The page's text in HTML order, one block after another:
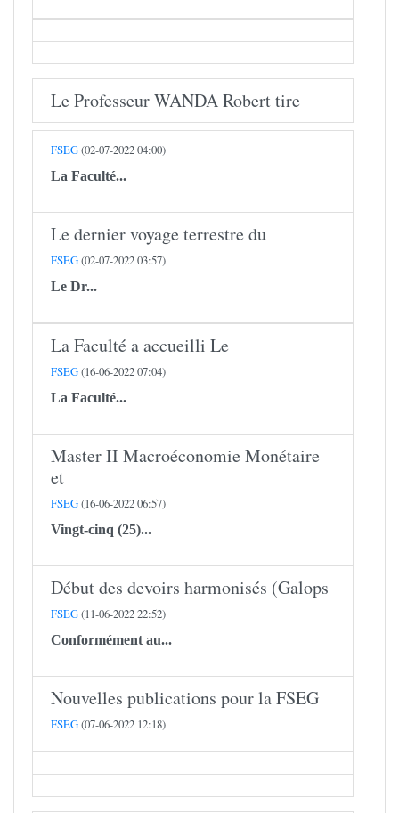
Le Professeur WANDA Robert tire
FSEG(02-07-2022 04:00)
La Faculté...
Le dernier voyage terrestre du
FSEG(02-07-2022 03:57)
Le Dr...
La Faculté a accueilli Le
FSEG(16-06-2022 07:04)
La Faculté...
Master II Macroéconomie Monétaire
et
FSEG(16-06-2022 06:57)
Vingt-cinq (25)...
Début des devoirs harmonisés (Galops
FSEG(11-06-2022 22:52)
Conformément au...
Nouvelles publications pour la FSEG
FSEG(07-06-2022 12:18)